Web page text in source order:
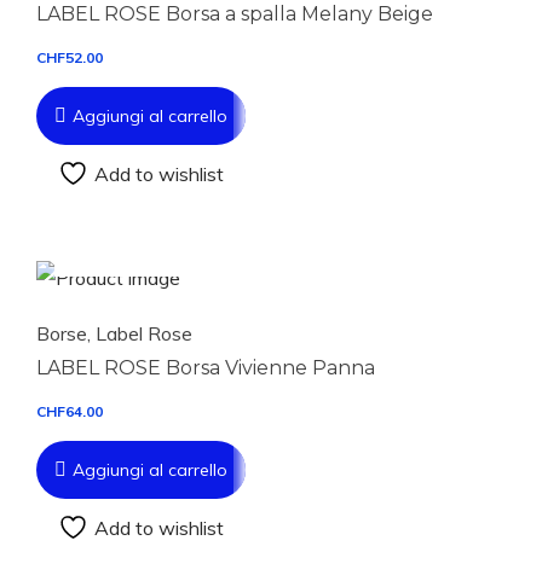
LABEL ROSE Borsa a spalla Melany Beige
CHF52.00
Aggiungi al carrello
Add to wishlist
Borse Label Rose
LABEL ROSE Borsa Vivienne Panna
CHF64.00
Aggiungi al carrello
Add to wishlist